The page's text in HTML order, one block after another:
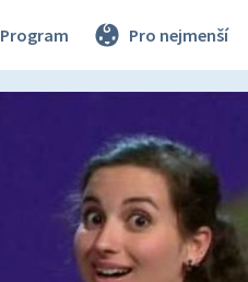
Program Pro nejmenší